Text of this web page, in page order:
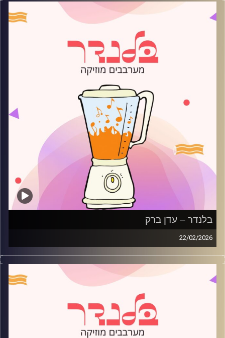
קרדיט תמונות: AudioVersity
בלנדר – עדן ברק
22/02/2026
מוזיקה רגועה לפתוח איתה את הבוקר בהגשת עדן ברק
קרדיט תמונות:
AudioVersity